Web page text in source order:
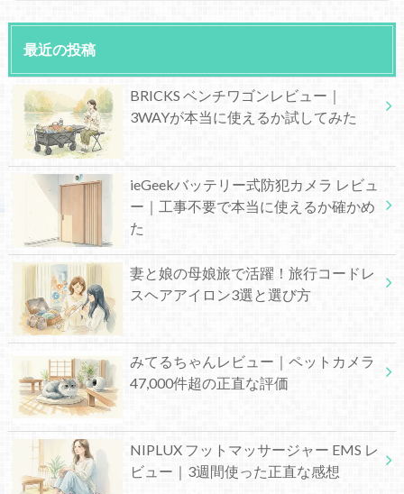
最近の投稿
BRICKS ベンチワゴンレビュー｜
3WAYが本当に使えるか試してみた
ieGeekバッテリー式防犯カメラ レビュ
ー｜工事不要で本当に使えるか確かめ
た
妻と娘の母娘旅で活躍！旅行コードレ
スヘアアイロン3選と選び方
みてるちゃんレビュー｜ペットカメラ
47,000件超の正直な評価
NIPLUX フットマッサージャー EMS レ
ビュー｜3週間使った正直な感想